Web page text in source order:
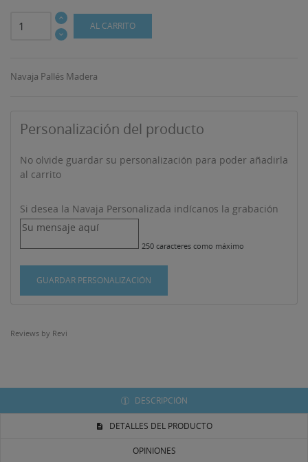
AL CARRITO
Navaja Pallés Madera
Personalización del producto
No olvide guardar su personalización para poder añadirla
al carrito
Si desea la Navaja Personalizada indícanos la grabación
250 caracteres como máximo
GUARDAR PERSONALIZACIÓN
Reviews by Revi
DESCRIPCIÓN
DETALLES DEL PRODUCTO
OPINIONES
MI LISTA DE DESEOS
((TITLE))
((LABEL))
Debe iniciar sesión para guardar productos en su lista